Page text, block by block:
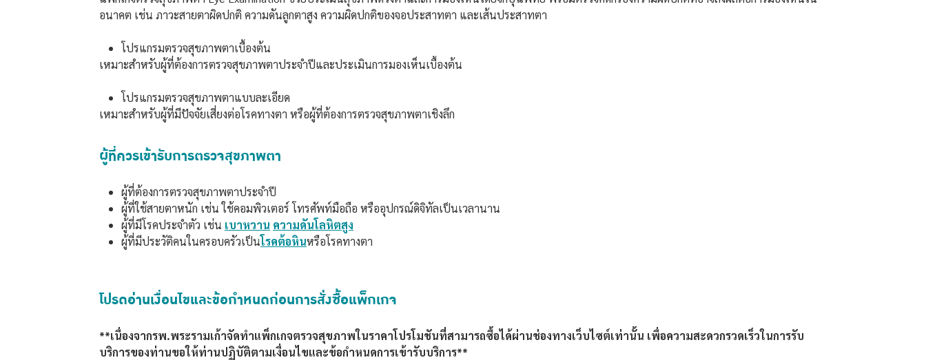
อนาคต เช่น ภาวะสายตาผิดปกติ ความดันลูกตาสูง ความผิดปกติของจอประสาทตา และเส้นประสาทตา
โปรแกรมตรวจสุขภาพตาเบื้องต้น
เหมาะสำหรับผู้ที่ต้องการตรวจสุขภาพตาประจำปีและประเมินการมองเห็นเบื้องต้น
โปรแกรมตรวจสุขภาพตาแบบละเอียด
เหมาะสำหรับผู้ที่มีปัจจัยเสี่ยงต่อโรคทางตา หรือผู้ที่ต้องการตรวจสุขภาพตาเชิงลึก
ผู้ที่ควรเข้ารับการตรวจสุขภาพตา
ผู้ที่ต้องการตรวจสุขภาพตาประจำปี
ผู้ที่ใช้สายตาหนัก เช่น ใช้คอมพิวเตอร์ โทรศัพท์มือถือ หรืออุปกรณ์ดิจิทัลเป็นเวลานาน
ผู้ที่มีโรคประจำตัว เช่น เบาหวาน ความดันโลหิตสูง
ผู้ที่มีประวัติคนในครอบครัวเป็นโรคต้อหินหรือโรคทางตา
โปรดอ่านเงื่อนไขและข้อกำหนดก่อนการสั่งซื้อแพ็กเกจ
**เนื่องจากรพ.พระรามเก้าจัดทำแพ็กเกจตรวจสุขภาพในราคาโปรโมชันที่สามารถซื้อได้ผ่านช่องทางเว็บไซต์เท่านั้น เพื่อความสะดวกรวดเร็วในการรับ
บริการของท่านขอให้ท่านปฏิบัติตามเงื่อนไขและข้อกำหนดการเข้ารับบริการ**